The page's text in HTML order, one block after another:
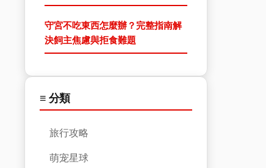
守宮不吃東西怎麼辦？完整指南解
決飼主焦慮與拒食難題
≡ 分類
旅行攻略
萌宠星球